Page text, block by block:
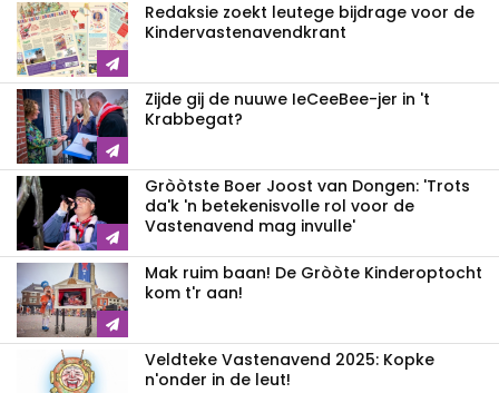
Redaksie zoekt leutege bijdrage voor de
Kindervastenavendkrant
Zijde gij de nuuwe IeCeeBee-jer in 't
Krabbegat?
Gròòtste Boer Joost van Dongen: 'Trots
da'k 'n betekenisvolle rol voor de
Vastenavend mag invulle'
Mak ruim baan! De Gròòte Kinderoptocht
kom t'r aan!
Veldteke Vastenavend 2025: Kopke
n'onder in de leut!